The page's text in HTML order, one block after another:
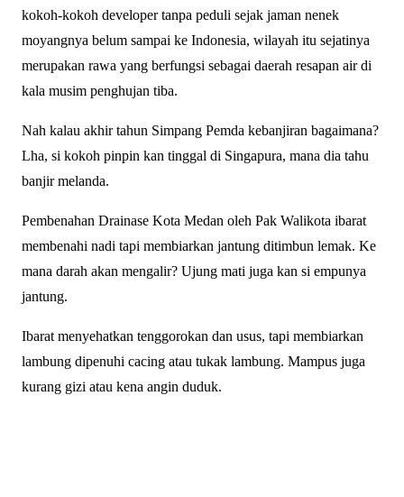
kokoh-kokoh developer tanpa peduli sejak jaman nenek
moyangnya belum sampai ke Indonesia, wilayah itu sejatinya
merupakan rawa yang berfungsi sebagai daerah resapan air di
kala musim penghujan tiba.
Nah kalau akhir tahun Simpang Pemda kebanjiran bagaimana?
Lha, si kokoh pinpin kan tinggal di Singapura, mana dia tahu
banjir melanda.
Pembenahan Drainase Kota Medan oleh Pak Walikota ibarat
membenahi nadi tapi membiarkan jantung ditimbun lemak. Ke
mana darah akan mengalir? Ujung mati juga kan si empunya
jantung.
Ibarat menyehatkan tenggorokan dan usus, tapi membiarkan
lambung dipenuhi cacing atau tukak lambung. Mampus juga
kurang gizi atau kena angin duduk.